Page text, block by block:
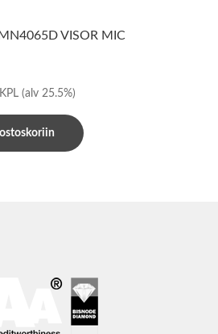
VISOR MIC
(alv 25.5%)
ostoskoriin